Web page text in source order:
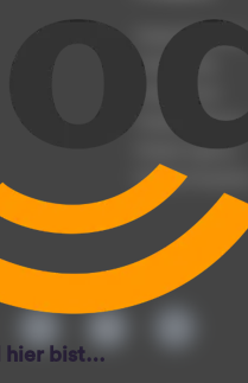
Podcast-Beratung
Podcast-Jobs
Podcast-Push
Podcast-Werbung
Podcast-Agentur
Podcast-Produktion